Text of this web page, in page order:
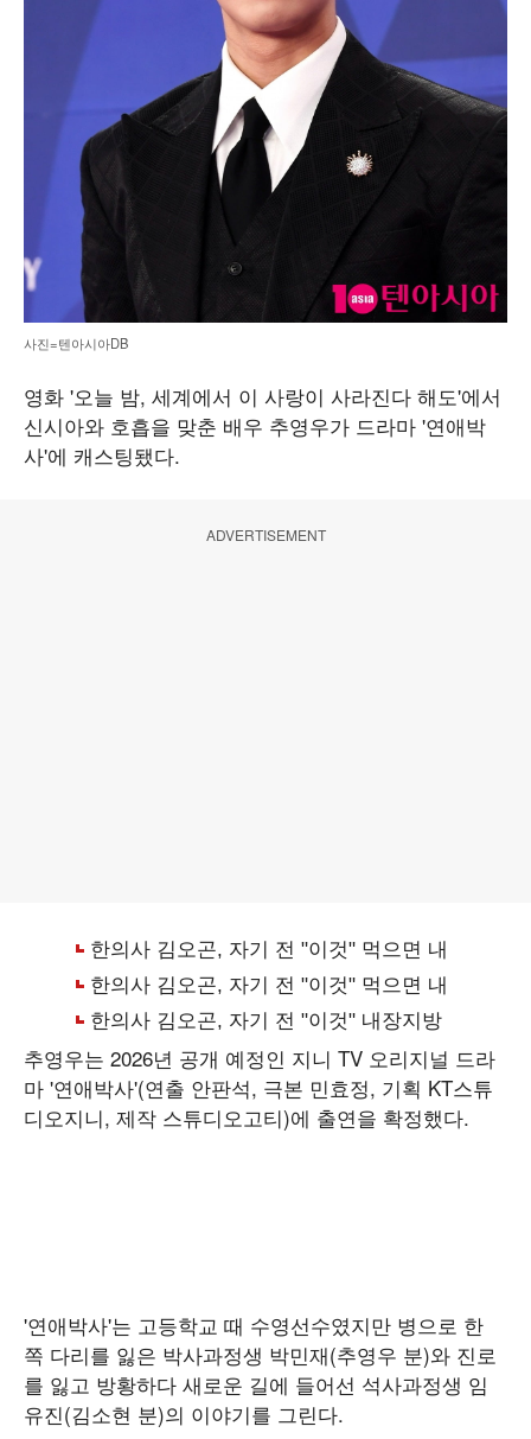
사진=텐아시아DB
영화 '오늘 밤, 세계에서 이 사랑이 사라진다 해도'에서
신시아와 호흡을 맞춘 배우 추영우가 드라마 '연애박
사'에 캐스팅됐다.
ADVERTISEMENT
추영우는 2026년 공개 예정인 지니 TV 오리지널 드라
마 '연애박사'(연출 안판석, 극본 민효정, 기획 KT스튜
디오지니, 제작 스튜디오고티)에 출연을 확정했다.
'연애박사'는 고등학교 때 수영선수였지만 병으로 한
쪽 다리를 잃은 박사과정생 박민재(추영우 분)와 진로
를 잃고 방황하다 새로운 길에 들어선 석사과정생 임
유진(김소현 분)의 이야기를 그린다.